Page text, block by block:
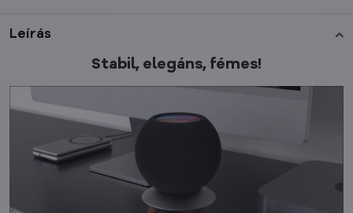
Leírás
Stabil, elegáns, fémes!